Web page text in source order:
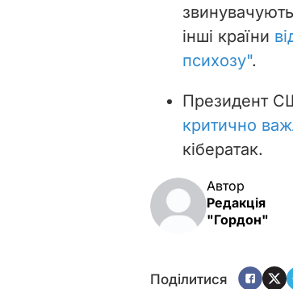
інші країни
психозу".
Президент
критично
кібератак.
Автор
Редакція
"Гордон"
Поділитися